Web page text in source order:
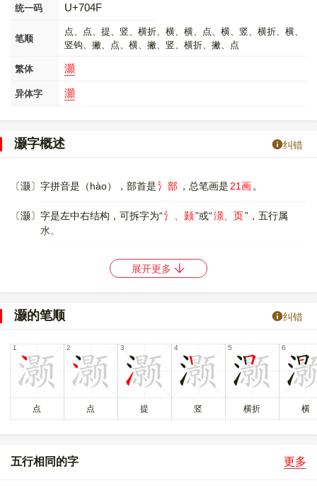
统一码 U+704F
笔顺
点、点、提、竖、横折、横、横、点、横、竖、横折、横、
竖钩、撇、点、横、撇、竖、横折、撇、点
繁体 灝
异体字 灝
灏字概述 纠错
〔灏〕字拼音是（hào），部首是氵部 ，总笔画是 21画 。
〔灏〕字是左中右结构，可拆字为“氵、颢”或“澋、页”，五行属
水。
〔灏〕字造字法是 形声字兼会意，灏，从水，频声。“水”“颢”为
“灏”。本义是豆汁；又义为白色的水体。
是VKKG
〔灏〕字的UNICODE是 U+704F ，位于UNICODE的
中日韩统一表
意文字 (基本汉字)
，10进制： 28751，UTF-32：
0000704F，UTF-8：E7 81 8F。
〔灏〕字在 《通用规范汉字表》 二级字表 中，序号6459
展开更多
灏的笔顺 纠错
点 点 提 竖 横折 横
五行相同的字 更多